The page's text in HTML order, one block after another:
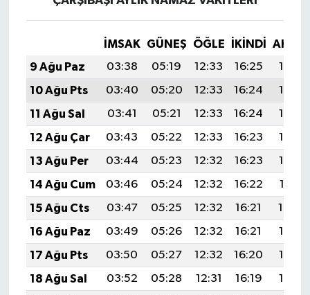
İMSAK GÜNEŞ ÖĞLE İKINDI
9 Ağu Paz
03:38 05:19 12:33 16:25
19:37
10 Ağu Pts
03:40 05:20 12:33 16:24
19:36
11 Ağu Sal
03:41 05:21 12:33 16:24
19:35
12 Ağu Çar
03:43 05:22 12:33 16:23
19:33
13 Ağu Per
03:44 05:23 12:32 16:23
19:32
14 Ağu Cum
03:46 05:24 12:32 16:22
19:31
15 Ağu Cts
03:47 05:25 12:32 16:21
19:29
16 Ağu Paz
03:49 05:26 12:32 16:21
19:28
17 Ağu Pts
03:50 05:27 12:32 16:20
19:27
18 Ağu Sal
03:52 05:28 12:31 16:19
19:25